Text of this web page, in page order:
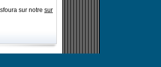
sur notre sur